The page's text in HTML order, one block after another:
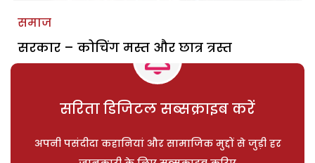
समाज
सरकार – कोचिंग मस्त और छात्र त्रस्त
सरिता डिजिटल सब्सक्राइब करें
अपनी पसंदीदा कहानियां और सामाजिक मुद्दों से जुड़ी हर